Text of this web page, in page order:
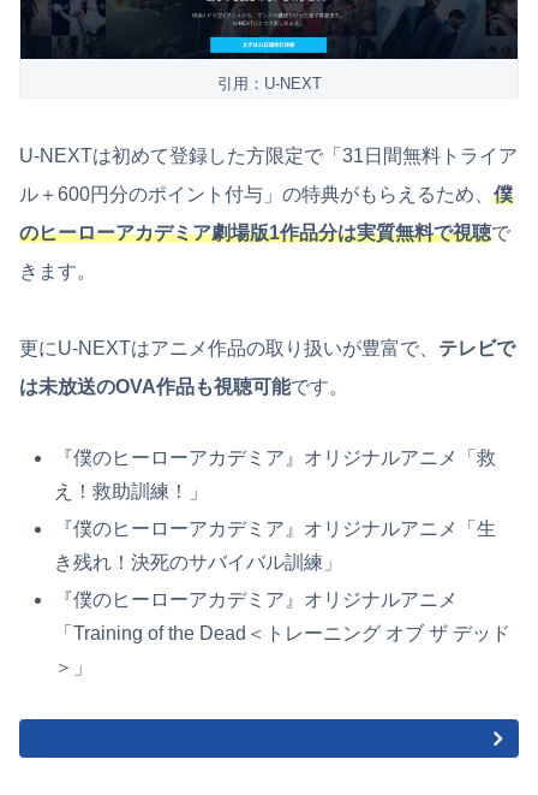
引用：U-NEXT
U-NEXTは初めて登録した方限定で「31日間無料トライア
ル＋600円分のポイント付与」の特典がもらえるため、 僕
のヒーローアカデミア劇場版1作品分は実質無料で視聴で
きます。
更にU-NEXTはアニメ作品の取り扱いが豊富で、 テレビで
は未放送のOVA作品も視聴可能です。
『僕のヒーローアカデミア』オリジナルアニメ「救
え！救助訓練！」
『僕のヒーローアカデミア』オリジナルアニメ「生
き残れ！決死のサバイバル訓練」
『僕のヒーローアカデミア』オリジナルアニメ
「Training of the Dead＜トレーニング オブ ザ デッド
＞」